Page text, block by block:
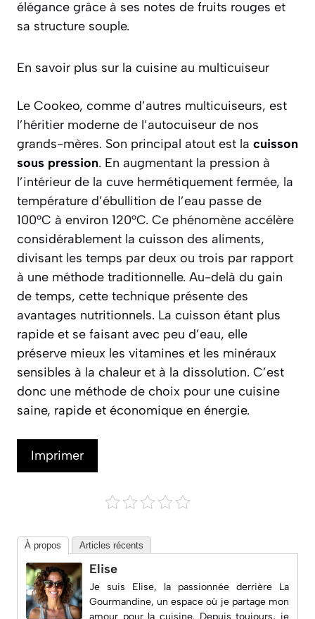
élégance grâce à ses notes de fruits rouges et
sa structure souple.
En savoir plus sur la cuisine au multicuiseur
Le Cookeo, comme d’autres multicuiseurs, est
l’héritier moderne de l’autocuiseur de nos
grands-mères. Son principal atout est la cuisson
sous pression. En augmentant la pression à
l’intérieur de la cuve hermétiquement fermée, la
température d’ébullition de l’eau passe de
100°C à environ 120°C. Ce phénomène accélère
considérablement la cuisson des aliments,
divisant les temps par deux ou trois par rapport
à une méthode traditionnelle. Au-delà du gain
de temps, cette technique présente des
avantages nutritionnels. La cuisson étant plus
rapide et se faisant avec peu d’eau, elle
préserve mieux les vitamines et les minéraux
sensibles à la chaleur et à la dissolution. C’est
donc une méthode de choix pour une cuisine
saine, rapide et économique en énergie.
Imprimer
À propos Articles récents
Elise
Je suis Elise, la passionnée derrière La
Gourmandine, un espace où je partage mon
amour pour la cuisine. Depuis toujours, je